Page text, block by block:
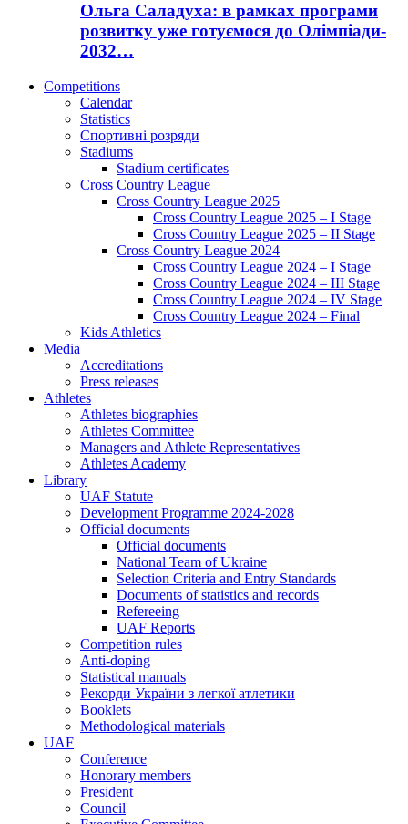
Ольга Саладуха: в рамках програми
розвитку уже готуємося до Олімпіади-
2032…
Competitions
Calendar
Statistics
Спортивні розряди
Stadiums
Stadium certificates
Cross Country League
Cross Country League 2025
Cross Country League 2025 – I Stage
Cross Country League 2025 – II Stage
Cross Country League 2024
Cross Country League 2024 – I Stage
Cross Country League 2024 – III Stage
Cross Country League 2024 – IV Stage
Cross Country League 2024 – Final
Kids Athletics
Media
Accreditations
Press releases
Athletes
Athletes biographies
Athletes Committee
Managers and Athlete Representatives
Athletes Academy
Library
UAF Statute
Development Programme 2024-2028
Official documents
Official documents
National Team of Ukraine
Selection Criteria and Entry Standards
Documents of statistics and records
Refereeing
UAF Reports
Competition rules
Anti-doping
Statistical manuals
Рекорди України з легкої атлетики
Booklets
Methodological materials
UAF
Conference
Honorary members
President
Council